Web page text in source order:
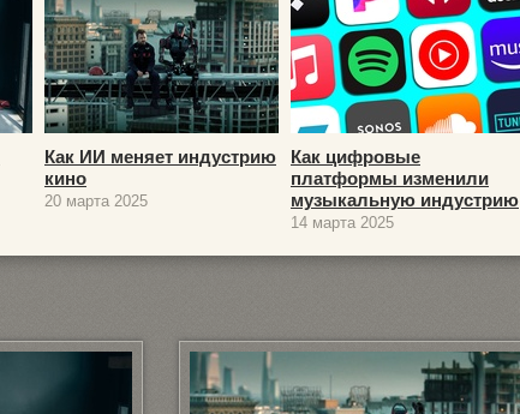
Как ИИ меняет индустрию
кино
20 марта 2025
Как цифровые
платформы изменили
музыкальную индустрию
14 марта 2025